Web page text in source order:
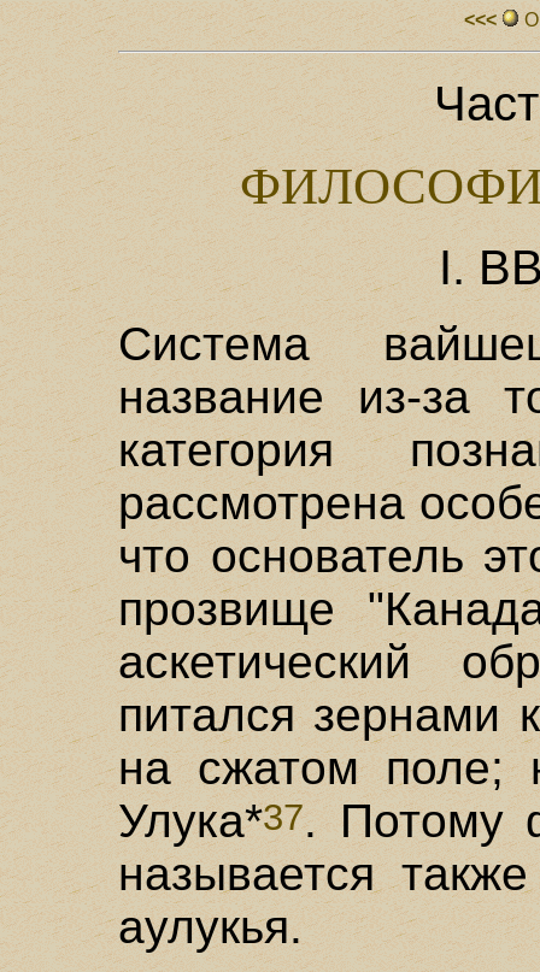
<<<
I.
Система
название из-за
категория
рассмотрена
что основатель
прозвище
аскетический
питался зернами
на сжатом поле;
Улука*37. Потому
называется
аулукья.